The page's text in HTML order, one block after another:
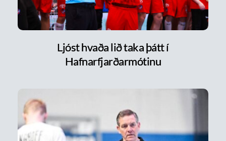
Ljóst hvaða lið taka þátt í
Hafnarfjarðarmótinu